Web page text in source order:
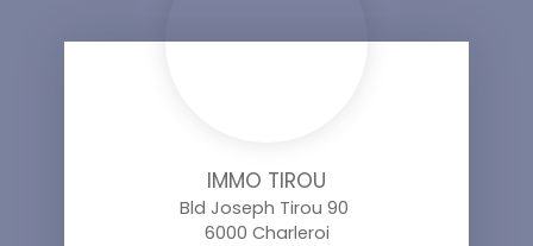
IMMO TIROU
Bld Joseph Tirou 90
6000 Charleroi